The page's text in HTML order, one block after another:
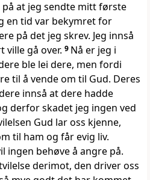
på at jeg sendte mitt første
en tid var bekymret for
på det jeg skrev. Jeg innså
ville gå over. 9 Nå er jeg i
ble lei dere, men fordi
til å vende om til Gud. Deres
innså at dere hadde
derfor skadet jeg ingen ved
Gud lar oss kjenne,
til ham og får evig liv.
ingen behøve å angre på.
derimot, den driver oss